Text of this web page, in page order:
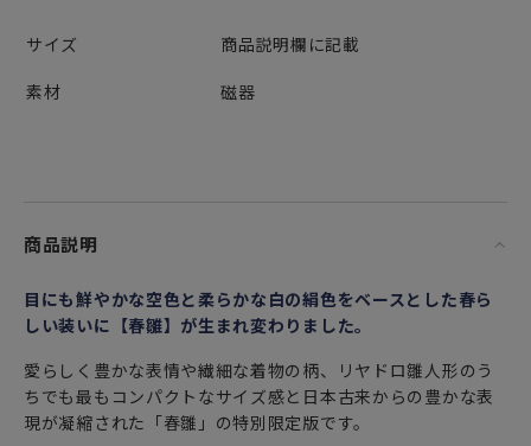
サイズ
商品説明欄に記載
素材
磁器
商品説明
目にも鮮やかな空色と柔らかな白の絹色をベースとした春ら
しい装いに【春雛】が生まれ変わりました。
愛らしく豊かな表情や繊細な着物の柄、リヤドロ雛人形のう
ちでも最もコンパクトなサイズ感と日本古来からの豊かな表
現が凝縮された「春雛」の特別限定版です。